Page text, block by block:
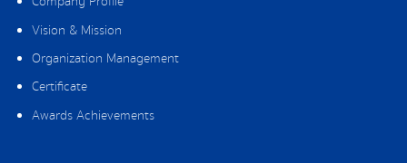
Vision & Mission
Organization Management
Certificate
Awards Achievements